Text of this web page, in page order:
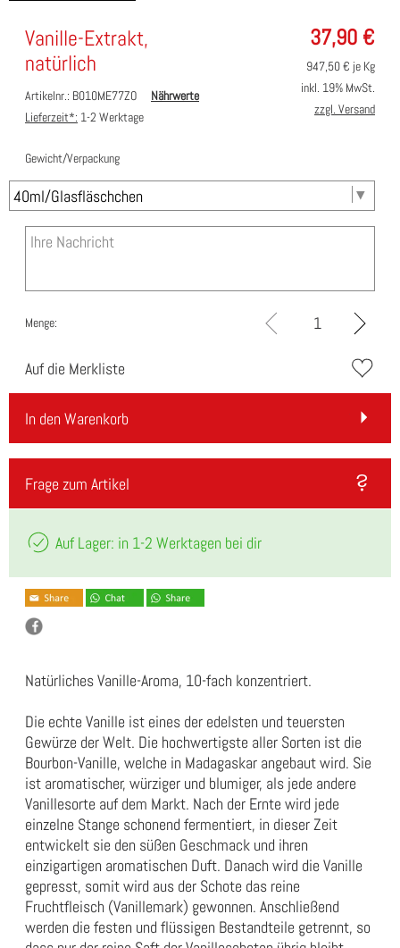
37,90 €
Vanille-Extrakt,
natürlich
Artikelnr.: B010ME77ZO
Nährwerte
Lieferzeit*: 1-2 Werktage
947,50€ je Kg
inkl. 19% MwSt.
zzgl. Versand
Gewicht/Verpackung
Menge:
Auf die Merkliste
In den Warenkorb
Frage zum Artikel
Auf Lager: in 1-2 Werktagen bei dir
Natürliches Vanille-Aroma, 10-fach konzentriert.
Die echte Vanille ist eines der edelsten und teuersten
Gewürze der Welt. Die hochwertigste aller Sorten ist die
Bourbon-Vanille, welche in Madagaskar angebaut wird. Sie
ist aromatischer, würziger und blumiger, als jede andere
Vanillesorte auf dem Markt. Nach der Ernte wird jede
einzelne Stange schonend fermentiert, in dieser Zeit
entwickelt sie den süßen Geschmack und ihren
einzigartigen aromatischen Duft. Danach wird die Vanille
gepresst, somit wird aus der Schote das reine
Fruchtfleisch (Vanillemark) gewonnen. Anschließend
werden die festen und flüssigen Bestandteile getrennt, so